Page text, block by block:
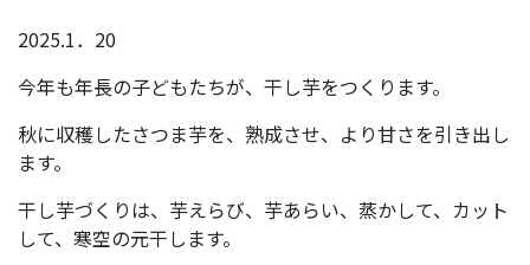
2025.1．20
今年も年長の子どもたちが、干し芋をつくります。
秋に収穫したさつま芋を、熟成させ、より甘さを引き出し
ます。
干し芋づくりは、芋えらび、芋あらい、蒸かして、カット
して、寒空の元干します。